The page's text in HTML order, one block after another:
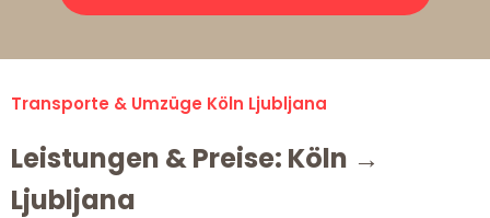
Transporte & Umzüge Köln Ljubljana
Leistungen & Preise: Köln →
Ljubljana